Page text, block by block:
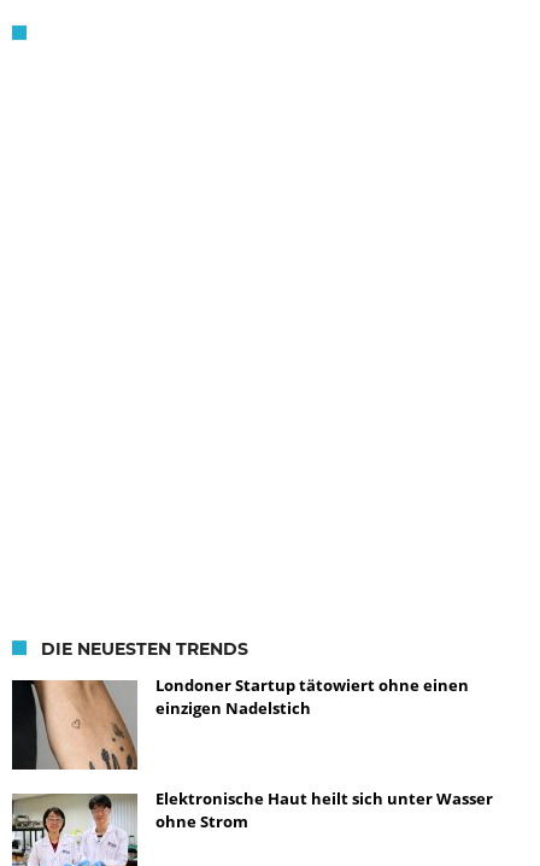
DIE NEUESTEN TRENDS
Londoner Startup tätowiert ohne einen
einzigen Nadelstich
Elektronische Haut heilt sich unter Wasser
ohne Strom